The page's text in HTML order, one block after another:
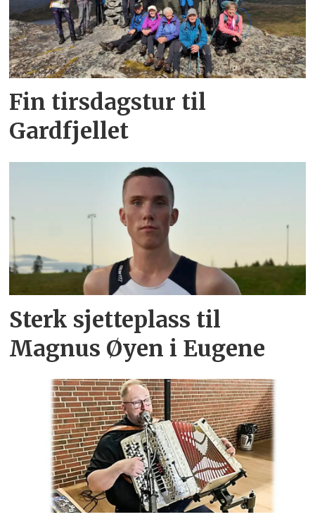
Fin tirsdagstur til
Gardfjellet
Sterk sjetteplass til
Magnus Øyen i Eugene